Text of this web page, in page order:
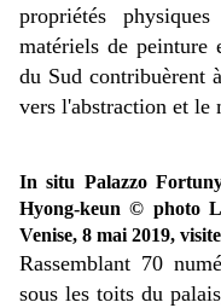
propriétés
matériels de
du Sud contribuèrent
vers l'abstraction et le
In situ Palazzo
Hyong-keun © photo
Venise, 8 mai 2019,
Rassemblant 70
sous les toits du